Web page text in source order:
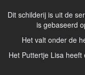
Dit schilderij is uit de
is gebaseerd
Het valt onder de
Het Puttertje Lisa